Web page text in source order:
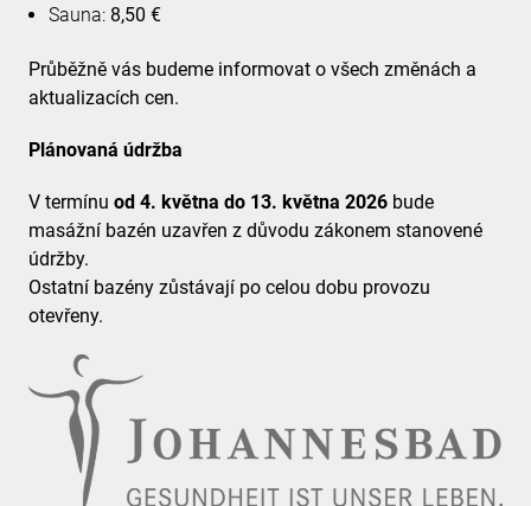
Sauna: 8,50 €
Průběžně vás budeme informovat o všech změnách a
aktualizacích cen.
Plánovaná údržba
V termínu od 4. května do 13. května 2026 bude
masážní bazén uzavřen z důvodu zákonem stanovené
údržby.
Ostatní bazény zůstávají po celou dobu provozu
otevřeny.